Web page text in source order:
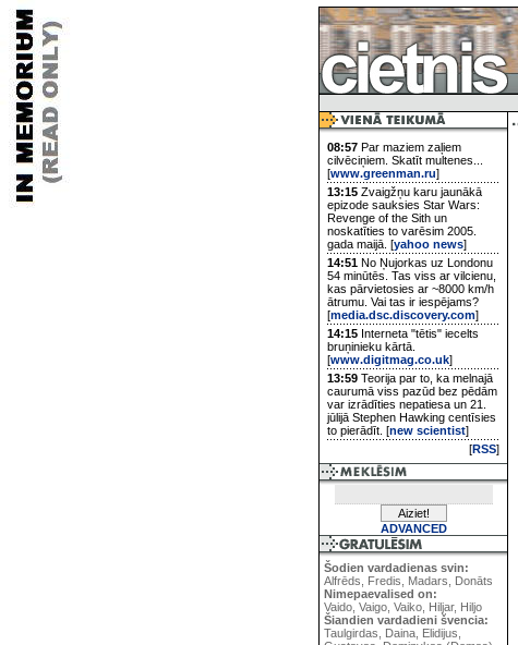
08:57 Par maziem zaļiem
cilvēciņiem. Skatīt multenes...
[www.greenman.ru]
13:15 Zvaigžņu karu jaunākā
epizode sauksies Star Wars:
Revenge of the Sith un
noskatīties to varēsim 2005.
gada maijā. [yahoo news]
14:51 No Ņujorkas uz Londonu
54 minūtēs. Tas viss ar vilcienu,
kas pārvietosies ar ~8000 km/h
ātrumu. Vai tas ir iespējams?
[media.dsc.discovery.com]
14:15 Interneta "tētis" iecelts
bruņinieku kārtā.
[www.digitmag.co.uk]
13:59 Teorija par to, ka melnajā
caurumā viss pazūd bez pēdām
var izrādīties nepatiesa un 21.
jūlijā Stephen Hawking centīsies
to pierādīt. [new scientist]
[RSS]
ADVANCED
Šodien vardadienas svin:
Alfrēds, Fredis, Madars, Donāts
Nimepaevalised on:
Vaido, Vaigo, Vaiko, Hiljar, Hiljo
Šiandien vardadieni švencia:
Taulgirdas, Daina, Elidijus,